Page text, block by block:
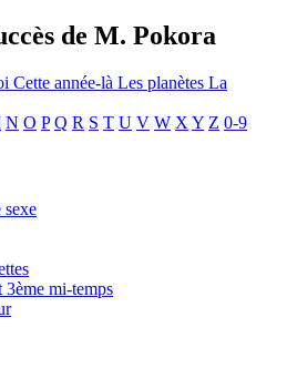
de M. Pokora
Cette année-là Les planètes La
N O P Q R S T U V W X Y Z 0-9
sexe
3ème mi-temps